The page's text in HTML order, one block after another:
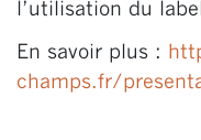
l’utilisation du
En savoir plus :
champs.fr/